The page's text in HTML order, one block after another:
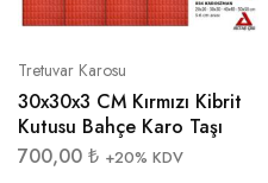
Tretuvar Karosu
30x30x3 CM Kırmızı Kibrit
Kutusu Bahçe Karo Taşı
700,00 ₺ +20% KDV